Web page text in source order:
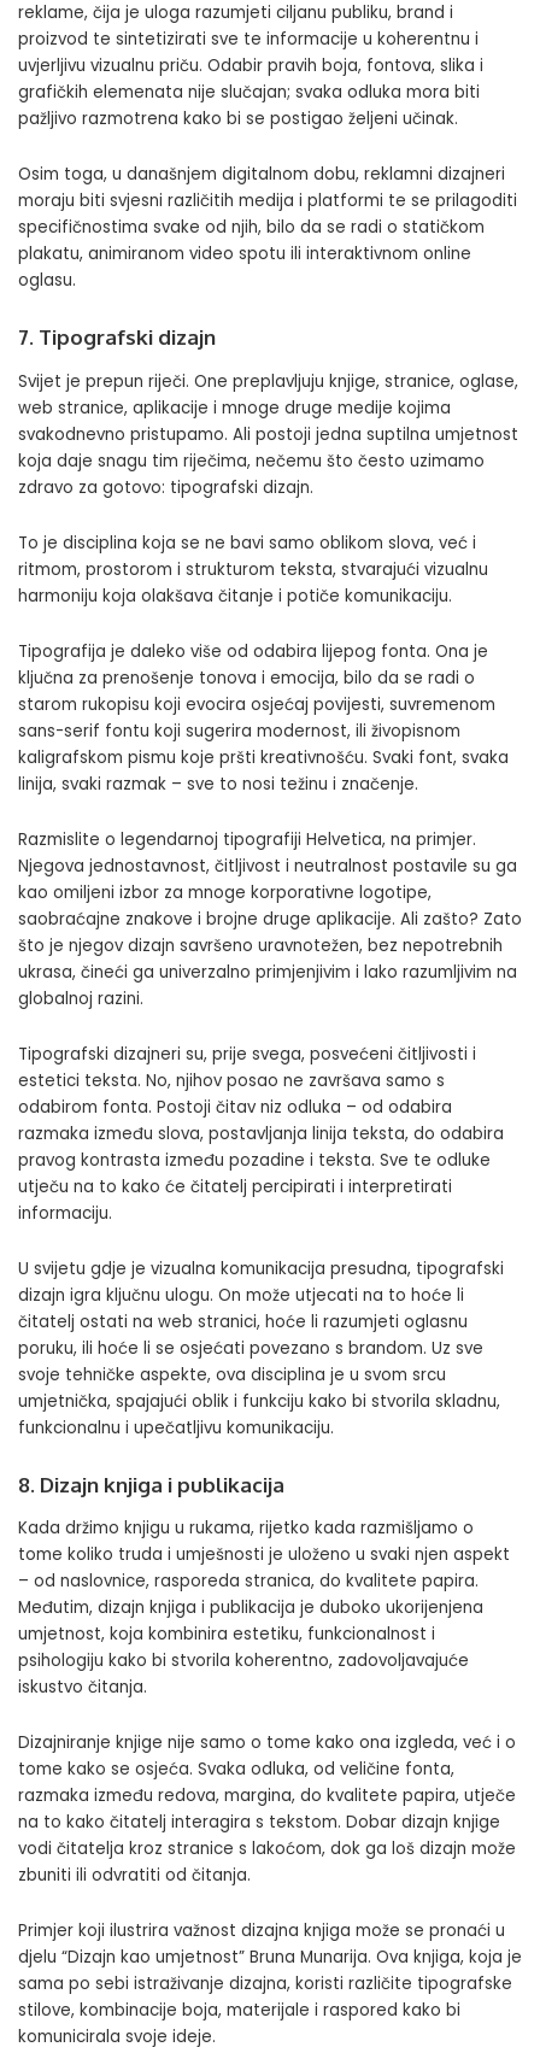
reklame, čija je uloga razumjeti ciljanu publiku, brand i
proizvod te sintetizirati sve te informacije u koherentnu i
uvjerljivu vizualnu priču. Odabir pravih boja, fontova, slika i
grafičkih elemenata nije slučajan; svaka odluka mora biti
pažljivo razmotrena kako bi se postigao željeni učinak.
Osim toga, u današnjem digitalnom dobu, reklamni dizajneri
moraju biti svjesni različitih medija i platformi te se prilagoditi
specifičnostima svake od njih, bilo da se radi o statičkom
plakatu, animiranom video spotu ili interaktivnom online
oglasu.
7. Tipografski dizajn
Svijet je prepun riječi. One preplavljuju knjige, stranice, oglase,
web stranice, aplikacije i mnoge druge medije kojima
svakodnevno pristupamo. Ali postoji jedna suptilna umjetnost
koja daje snagu tim riječima, nečemu što često uzimamo
zdravo za gotovo: tipografski dizajn.
To je disciplina koja se ne bavi samo oblikom slova, već i
ritmom, prostorom i strukturom teksta, stvarajući vizualnu
harmoniju koja olakšava čitanje i potiče komunikaciju.
Tipografija je daleko više od odabira lijepog fonta. Ona je
ključna za prenošenje tonova i emocija, bilo da se radi o
starom rukopisu koji evocira osjećaj povijesti, suvremenom
sans-serif fontu koji sugerira modernost, ili živopisnom
kaligrafskom pismu koje pršti kreativnošću. Svaki font, svaka
linija, svaki razmak – sve to nosi težinu i značenje.
Razmislite o legendarnoj tipografiji Helvetica, na primjer.
Njegova jednostavnost, čitljivost i neutralnost postavile su ga
kao omiljeni izbor za mnoge korporativne logotipe,
saobraćajne znakove i brojne druge aplikacije. Ali zašto? Zato
što je njegov dizajn savršeno uravnotežen, bez nepotrebnih
ukrasa, čineći ga univerzalno primjenjivim i lako razumljivim na
globalnoj razini.
Tipografski dizajneri su, prije svega, posvećeni čitljivosti i
estetici teksta. No, njihov posao ne završava samo s
odabirom fonta. Postoji čitav niz odluka – od odabira
razmaka između slova, postavljanja linija teksta, do odabira
pravog kontrasta između pozadine i teksta. Sve te odluke
utječu na to kako će čitatelj percipirati i interpretirati
informaciju.
U svijetu gdje je vizualna komunikacija presudna, tipografski
dizajn igra ključnu ulogu. On može utjecati na to hoće li
čitatelj ostati na web stranici, hoće li razumjeti oglasnu
poruku, ili hoće li se osjećati povezano s brandom. Uz sve
svoje tehničke aspekte, ova disciplina je u svom srcu
umjetnička, spajajući oblik i funkciju kako bi stvorila skladnu,
funkcionalnu i upečatljivu komunikaciju.
8. Dizajn knjiga i publikacija
Kada držimo knjigu u rukama, rijetko kada razmišljamo o
tome koliko truda i umješnosti je uloženo u svaki njen aspekt
– od naslovnice, rasporeda stranica, do kvalitete papira.
Međutim, dizajn knjiga i publikacija je duboko ukorijenjena
umjetnost, koja kombinira estetiku, funkcionalnost i
psihologiju kako bi stvorila koherentno, zadovoljavajuće
iskustvo čitanja.
Dizajniranje knjige nije samo o tome kako ona izgleda, već i o
tome kako se osjeća. Svaka odluka, od veličine fonta,
razmaka između redova, margina, do kvalitete papira, utječe
na to kako čitatelj interagira s tekstom. Dobar dizajn knjige
vodi čitatelja kroz stranice s lakoćom, dok ga loš dizajn može
zbuniti ili odvratiti od čitanja.
Primjer koji ilustrira važnost dizajna knjiga može se pronaći u
djelu “Dizajn kao umjetnost” Bruna Munarija. Ova knjiga, koja je
sama po sebi istraživanje dizajna, koristi različite tipografske
stilove, kombinacije boja, materijale i raspored kako bi
komunicirala svoje ideje.